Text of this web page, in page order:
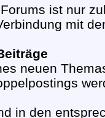
ist nur
mit
neuen
in den